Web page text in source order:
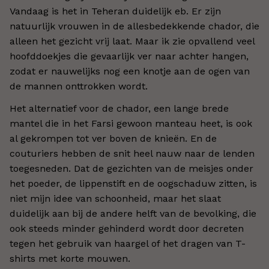
Vandaag is het in Teheran duidelijk eb. Er zijn
natuurlijk vrouwen in de allesbedekkende chador, die
alleen het gezicht vrij laat. Maar ik zie opvallend veel
hoofddoekjes die gevaarlijk ver naar achter hangen,
zodat er nauwelijks nog een knotje aan de ogen van
de mannen onttrokken wordt.
Het alternatief voor de chador, een lange brede
mantel die in het Farsi gewoon manteau heet, is ook
al gekrompen tot ver boven de knieën. En de
couturiers hebben de snit heel nauw naar de lenden
toegesneden. Dat de gezichten van de meisjes onder
het poeder, de lippenstift en de oogschaduw zitten, is
niet mijn idee van schoonheid, maar het slaat
duidelijk aan bij de andere helft van de bevolking, die
ook steeds minder gehinderd wordt door decreten
tegen het gebruik van haargel of het dragen van T-
shirts met korte mouwen.